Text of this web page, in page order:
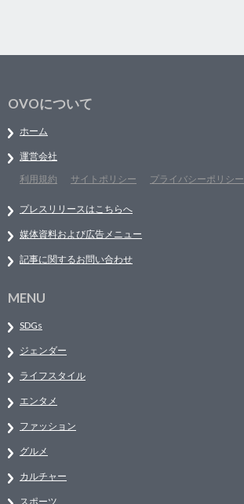
OVOについて
ホーム
運営会社
利用規約
サイトポリシー プライバシーポリシー
プレスリリースはこちらへ
媒体資料および広告メニュー
記事に関するお問い合わせ
MENU
SDGs
ジェンダー
ライフスタイル
エンタメ
ファッション
グルメ
カルチャー
スポーツ